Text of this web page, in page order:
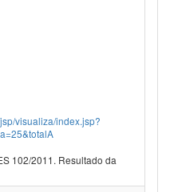
visualiza/index.jsp?
102/2011. Resultado da